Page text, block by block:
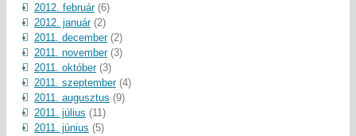
2012. február(6)
2012. január(2)
2011. december(2)
2011. november(3)
2011. október(3)
2011. szeptember(4)
2011. augusztus (9)
2011. július (11)
2011. június (5)